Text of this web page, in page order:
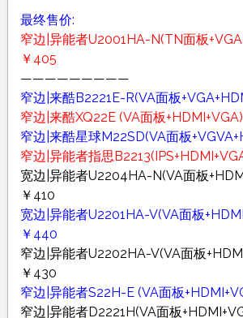
最终售价:
窄边|异能者U2001HA-N(TN面板
￥405
—————————
窄边|来酷B2221E-R(VA面板
窄边|来酷XQ22E (VA面板
窄边|来酷星球M22SD(VA面板
窄边|异能者指思
宽边|异能者U2204HA-N(VA面板
￥410
宽边|异能者U2201HA-V(VA面板
￥440
窄边|异能者U2202HA-V(VA面板
￥430
窄边|异能者S22H-E (VA面板
窄边|异能者D2221H(VA面板